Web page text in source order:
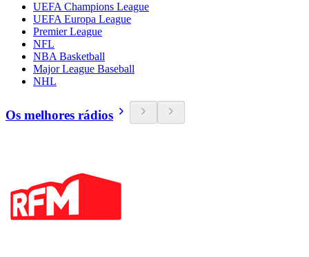
UEFA Champions League
UEFA Europa League
Premier League
NFL
NBA Basketball
Major League Baseball
NHL
Os melhores rádios